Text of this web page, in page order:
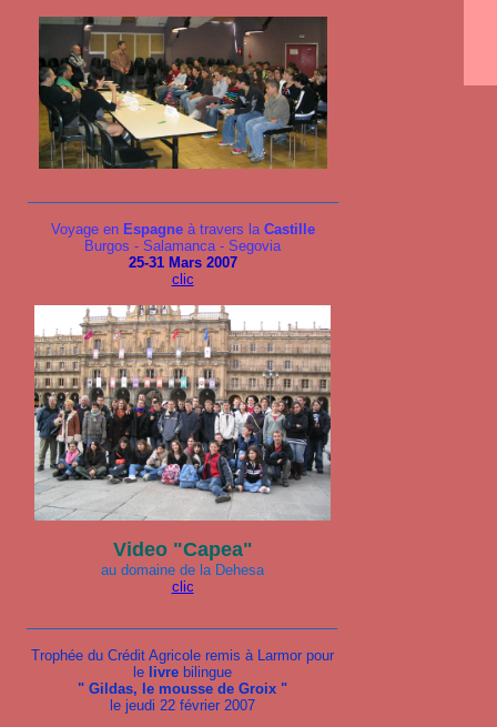
Voyage en Espagne à travers laCastille
Burgos - Salamanca - Segovia
25-31 Mars 2007
clic
Video "Capea"
au domaine de la Dehesa
clic
Trophée du Crédit Agricole remis à Larmor pour
le livre bilingue
" Gildas, le mousse de Groix "
le jeudi 22 février 2007